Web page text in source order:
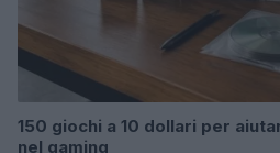
150 giochi a 10 dollari per
nel gaming